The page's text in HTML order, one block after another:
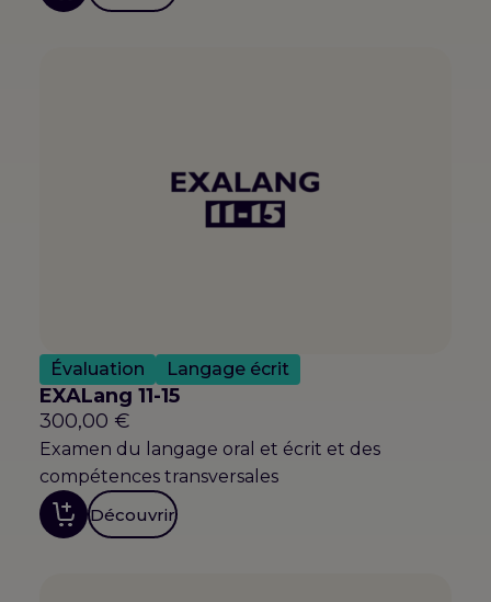
Évaluation Langage écrit
EXALang 11-15
300,00 €
Examen du langage oral et écrit et des
compétences transversales
Découvrir